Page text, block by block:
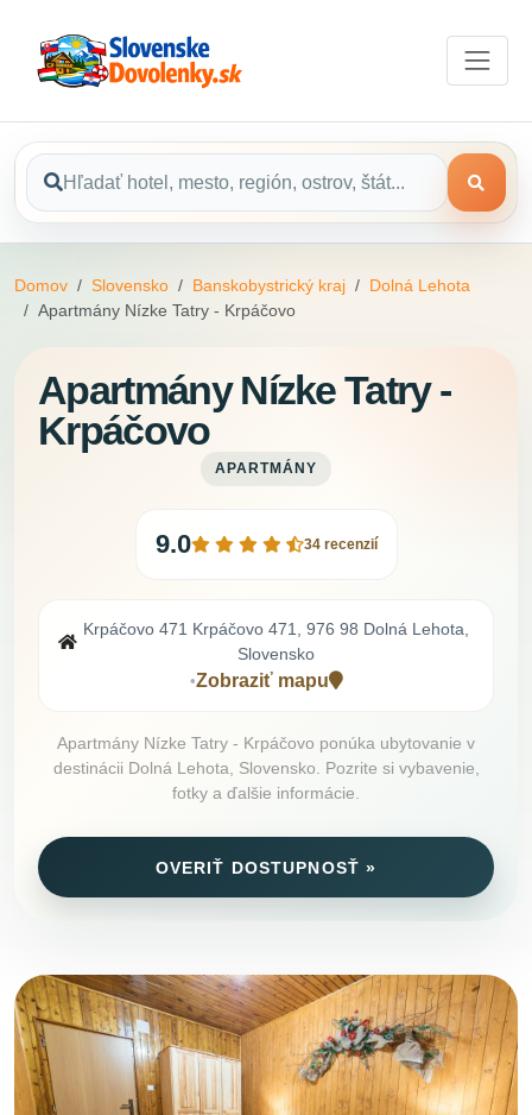
Domov Slovensko Banskobystrický kraj
Dolná Lehota
Apartmány Nízke Tatry - Krpáčovo
Apartmány Nízke Tatry -
Krpáčovo
APARTMÁNY
9.0 34 recenzií
Krpáčovo 471 Krpáčovo 471, 976 98 Dolná Lehota,
Slovensko
•Zobraziť mapu
Apartmány Nízke Tatry - Krpáčovo ponúka ubytovanie v
destinácii Dolná Lehota, Slovensko. Pozrite si vybavenie,
fotky a ďalšie informácie.
OVERIŤ DOSTUPNOSŤ »